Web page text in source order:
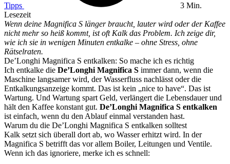
Tipps
3 Min.
Lesezeit
Wenn deine Magnifica S länger braucht, lauter wird oder der Kaffee
nicht mehr so heiß kommt, ist oft Kalk das Problem. Ich zeige dir,
wie ich sie in wenigen Minuten entkalke – ohne Stress, ohne
Rätselraten.
De’Longhi Magnifica S entkalken: So mache ich es richtig
Ich entkalke die De’Longhi Magnifica S immer dann, wenn die
Maschine langsamer wird, der Wasserfluss nachlässt oder die
Entkalkungsanzeige kommt. Das ist kein „nice to have“. Das ist
Wartung. Und Wartung spart Geld, verlängert die Lebensdauer und
hält den Kaffee konstant gut. De’Longhi Magnifica S entkalken
ist einfach, wenn du den Ablauf einmal verstanden hast.
Warum du die De’Longhi Magnifica S entkalken solltest
Kalk setzt sich überall dort ab, wo Wasser erhitzt wird. In der
Magnifica S betrifft das vor allem Boiler, Leitungen und Ventile.
Wenn ich das ignoriere, merke ich es schnell: